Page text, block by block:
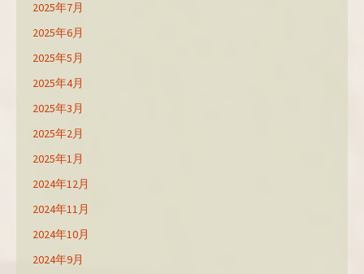
2025年7月
2025年6月
2025年5月
2025年4月
2025年3月
2025年2月
2025年1月
2024年12月
2024年11月
2024年10月
2024年9月